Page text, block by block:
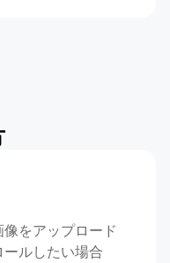
をアップロード
ルしたい場合